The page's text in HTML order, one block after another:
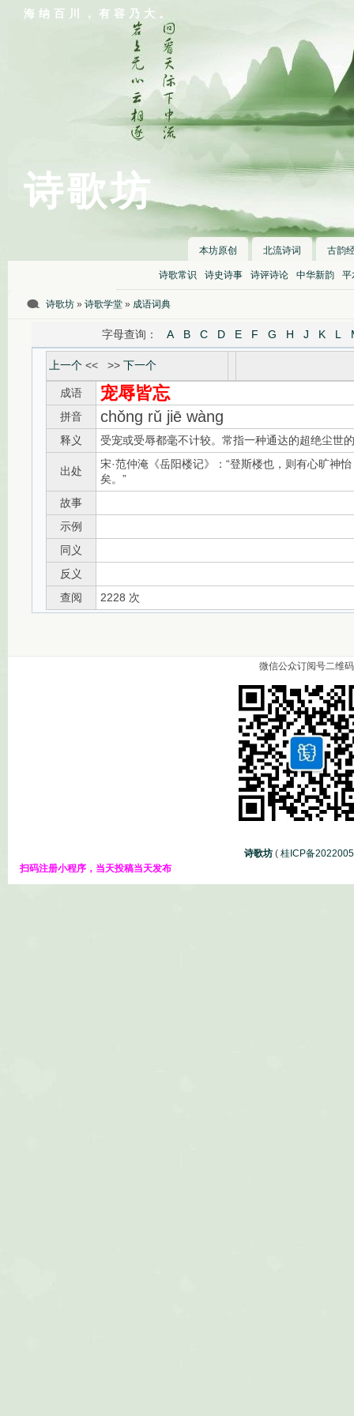
诗歌坊
海纳百川，有容乃大。
本坊原创 北流诗词 古韵
诗歌常识 诗史诗事 诗评诗论 中华新韵 平
诗歌坊 » 诗歌学堂 » 成语词典
字母查询： A B C D E F G H J K L
上一个<< >> 下一个
成语 宠辱皆忘
拼音 chǒng rǔ jiē wàng
释义 受宠或受辱都毫不计较。常指一种通达的超绝尘世
出处
宋·范仲淹《岳阳楼记》：“登斯楼也，则有心旷神怡
矣。”
故事
示例
同义
反义
查阅
2228 次
微信公众订阅号二维码
诗歌坊 ( 桂ICP备
扫码注册小程序，当天投稿当天发布